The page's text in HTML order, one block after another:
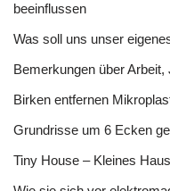
beeinflussen
Was soll uns unser
Bemerkungen über Arbeit,
Birken entfernen
Grundrisse um 6 Ecken
Tiny House – Kleines